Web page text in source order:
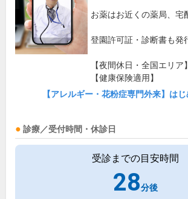
お薬はお近くの薬局、宅
登園許可証・診断書も発
【夜間休日・全国エリア】
【健康保険適用】
【アレルギー・花粉症専門外来】はじ
診療／受付時間・休診日
受診までの目安時間
28分後